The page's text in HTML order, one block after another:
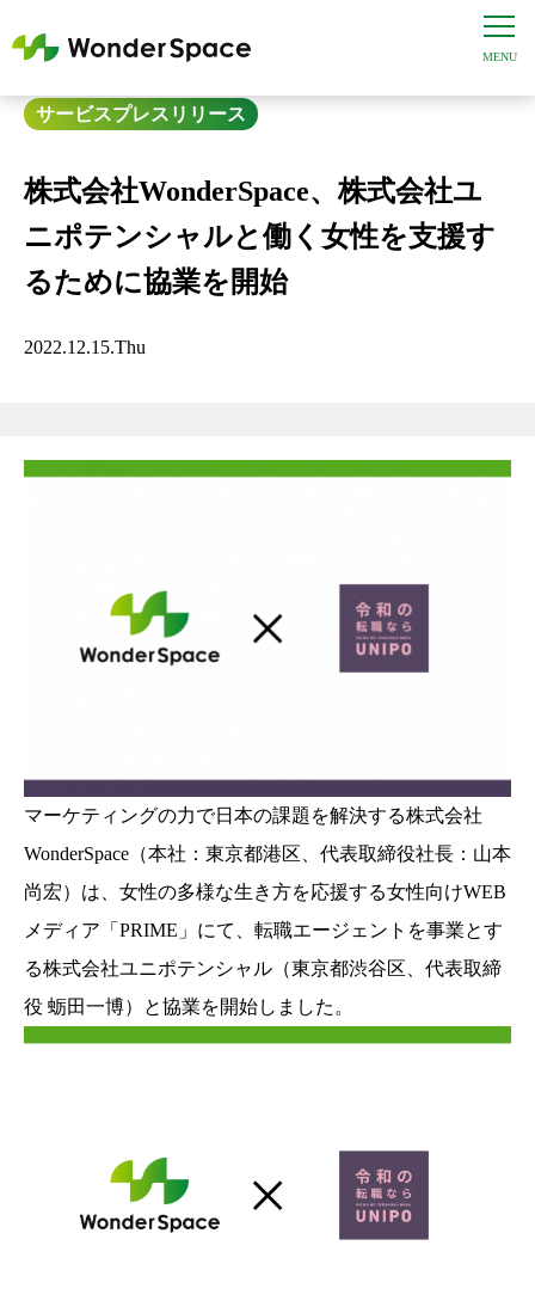
サービスプレスリリース
株式会社WonderSpace、株式会社ユ
ニポテンシャルと働く女性を支援す
るために協業を開始
2022.12.15.Thu
マーケティングの力で日本の課題を解決する株式会社
WonderSpace（本社：東京都港区、代表取締役社長：山本
尚宏）は、女性の多様な生き方を応援する女性向けWEB
メディア「PRIME」にて、転職エージェントを事業とす
る株式会社ユニポテンシャル（東京都渋谷区、代表取締
役 蛎田一博）と協業を開始しました。